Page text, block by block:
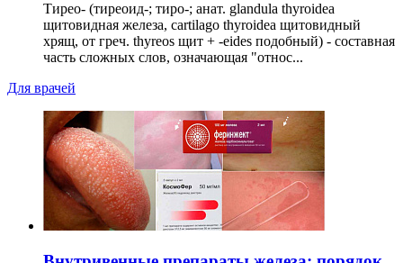
Тирео- (тиреоид-; тиро-; анат. glandula thyroidea
щитовидная железа, cartilago thyroidea щитовидный
хрящ, от греч. thyreos щит + -eides подобный) - составная
часть сложных слов, означающая "относ...
Для врачей